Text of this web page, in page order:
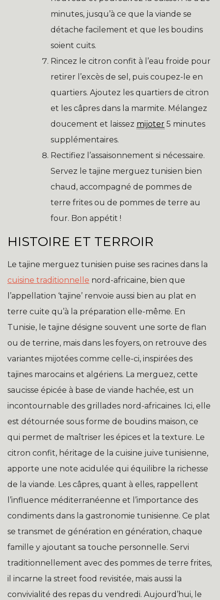
minutes, jusqu’à ce que la viande se
détache facilement et que les boudins
soient cuits.
Rincez le citron confit à l’eau froide pour
retirer l’excès de sel, puis coupez-le en
quartiers. Ajoutez les quartiers de citron
et les câpres dans la marmite. Mélangez
doucement et laissez mijoter 5 minutes
supplémentaires.
Rectifiez l’assaisonnement si nécessaire.
Servez le tajine merguez tunisien bien
chaud, accompagné de pommes de
terre frites ou de pommes de terre au
four. Bon appétit !
HISTOIRE ET TERROIR
Le tajine merguez tunisien puise ses racines dans la
cuisine traditionnelle nord-africaine, bien que
l’appellation ‘tajine’ renvoie aussi bien au plat en
terre cuite qu’à la préparation elle-même. En
Tunisie, le tajine désigne souvent une sorte de flan
ou de terrine, mais dans les foyers, on retrouve des
variantes mijotées comme celle-ci, inspirées des
tajines marocains et algériens. La merguez, cette
saucisse épicée à base de viande hachée, est un
incontournable des grillades nord-africaines. Ici, elle
est détournée sous forme de boudins maison, ce
qui permet de maîtriser les épices et la texture. Le
citron confit, héritage de la cuisine juive tunisienne,
apporte une note acidulée qui équilibre la richesse
de la viande. Les câpres, quant à elles, rappellent
l’influence méditerranéenne et l’importance des
condiments dans la gastronomie tunisienne. Ce plat
se transmet de génération en génération, chaque
famille y ajoutant sa touche personnelle. Servi
traditionnellement avec des pommes de terre frites,
il incarne la street food revisitée, mais aussi la
convivialité des repas du vendredi. Aujourd’hui, le